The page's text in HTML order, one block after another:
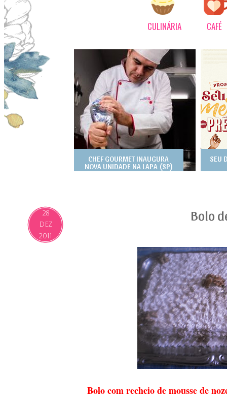
CULINÁRIA CAFÉ
CHEF GOURMET INAUGURA
NOVA UNIDADE NA LAPA (SP)
SEU
28
DEZ
2011
Bolo
Bolo com recheio de mousse de